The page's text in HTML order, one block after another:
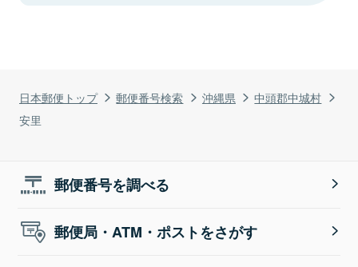
日本郵便トップ 郵便番号検索 沖縄県
中頭郡中城村
安里
郵便番号を調べる
郵便局・ATM・ポストをさがす